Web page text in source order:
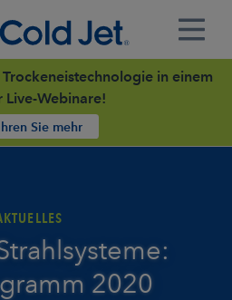
in einem
Live-Webinare!
Sie mehr
2020